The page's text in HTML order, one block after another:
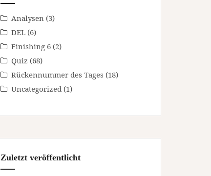
Analysen (3)
DEL (6)
Finishing 6 (2)
Quiz (68)
Rückennummer des Tages (18)
Uncategorized (1)
Zuletzt veröffentlicht